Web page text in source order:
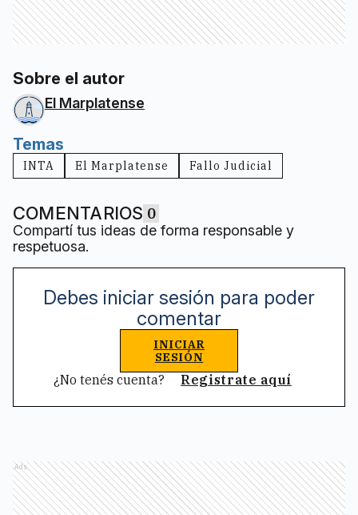
Sobre el autor
El Marplatense
Temas
INTA El Marplatense Fallo Judicial
COMENTARIOS 0
Compartí tus ideas de forma responsable y
respetuosa.
Debes iniciar sesión para poder
comentar
INICIAR
SESIÓN
¿No tenés cuenta? Registrate aquí
Ads